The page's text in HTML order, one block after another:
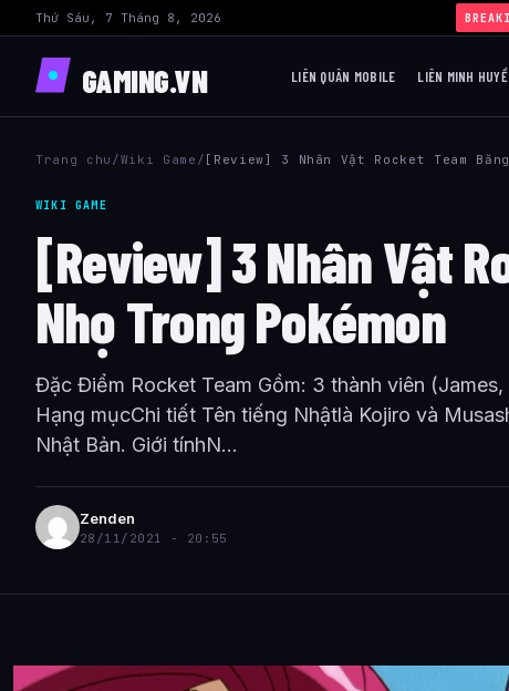
Thứ Sáu, 7 Tháng 8, 2026 ›
GAMING.VN LIÊN QUÂN MOBILE LIÊN MINH
Trang chu /Wiki Game / [Review] 3 Nhân Vật Rocket Team Băng
WIKI GAME
[Review] 3 Nhân Vật
Nhọ Trong Pokémon
Đặc Điểm Rocket Team Gồm: 3 thành viên
Hạng mụcChi tiết Tên tiếng Nhậtlà Kojiro và
Nhật Bản. Giới tínhN...
Zenden
28/11/2021 - 20:55